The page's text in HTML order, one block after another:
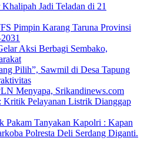
Jadi Teladan di 21
Pimpin Karang Taruna Provinsi
Aksi Berbagi Sembako,
Pilih”, Sawmil di Desa Tapung
Menyapa, Srikandinews.com
Kritik Pelayanan Listrik Dianggap
Pakam Tanyakan Kapolri : Kapan
Polresta Deli Serdang Diganti.